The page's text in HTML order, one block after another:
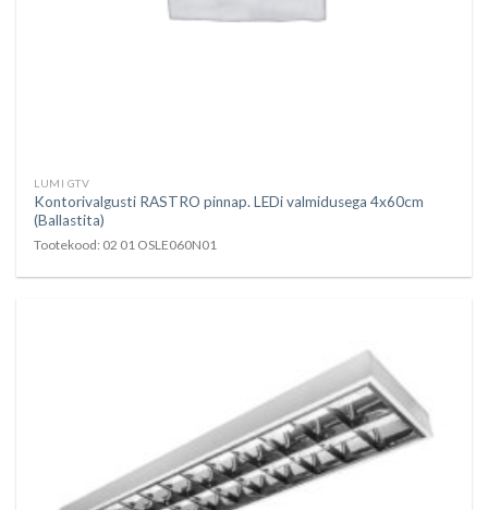
LUMI GTV
Kontorivalgusti RASTRO pinnap. LEDi valmidusega 4x60cm
(Ballastita)
Tootekood: 02 01 OSLE060N01